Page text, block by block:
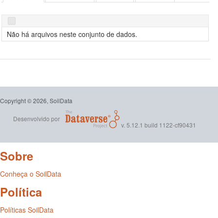
Não há arquivos neste conjunto de dados.
Copyright © 2026, SoilData
Desenvolvido por
v. 5.12.1 build 1122-cf90431
Sobre
Conheça o SoilData
Política
Políticas SoilData